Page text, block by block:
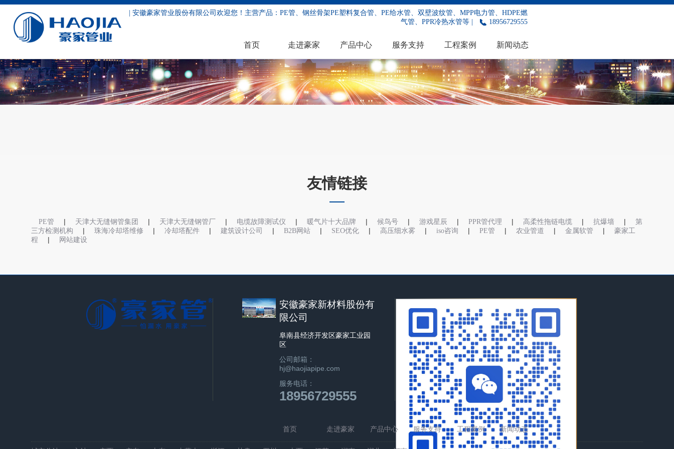
| 安徽豪家管业股份有限公司欢迎您！主营产品：PE管、钢丝骨架PE塑料复合管、PE给水管、双壁波纹管、MPP电力管、HDPE燃
气管、PPR冷热水管等 |
18956729555
首页 走进豪家 产品中心 服务支持 工程案例 新闻动态
工程案例
友情链接
PE管 | 天津大无缝钢管集团 | 天津大无缝钢管厂 | 电缆故障测试仪 | 暖气片十大品牌 | 候鸟号 | 游戏星辰 | PPR管代理 | 高柔性拖链电缆 | 抗爆墙 |
第
三方检测机构
| 珠海冷却塔维修 | 冷却塔配件 | 建筑设计公司 | B2B网站 | SEO优化 | 高压细水雾 | iso咨询 | PE管 | 农业管道 | 金属软管 |
豪家工
程
| 网站建设
安徽豪家新材料股份有
限公司
阜南县经济开发区豪家工业园
区
公司邮箱：
hj@haojiapipe.com
服务电话：
18956729555
首页 走进豪家 产品中心 服务支持 工程案例 新闻动态